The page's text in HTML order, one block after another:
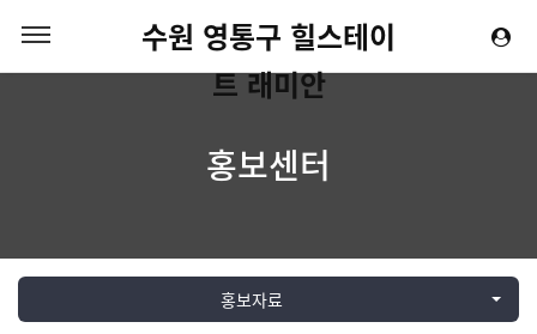
수원 영통구 힐스테이
트 래미안
홍보센터
홍보자료